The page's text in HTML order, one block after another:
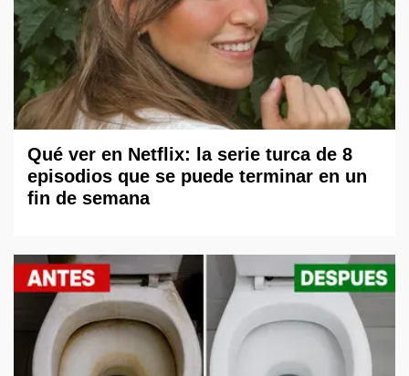
Qué ver en Netflix: la serie turca de 8
episodios que se puede terminar en un
fin de semana